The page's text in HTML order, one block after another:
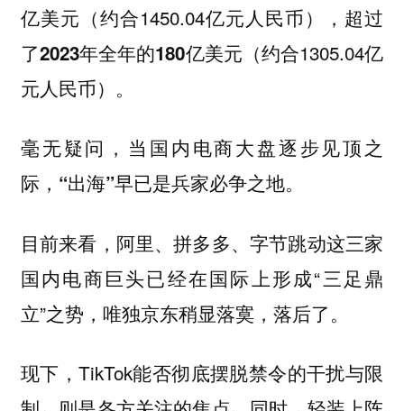
亿美元 （约合1450.04亿元人民币），超过
了2023年全年的180亿美元 （约合1305.04亿
元人民币）。
毫无疑问，当国内电商大盘逐步见顶之
际， “出海”早已是兵家必争之地。
目前来看，阿里、拼多多、字节跳动这三家
国内电商巨头已经在国际上形成“三足鼎
立”之势，唯独京东稍显落寞，落后了。
现下，TikTok能否彻底摆脱禁令的干扰与限